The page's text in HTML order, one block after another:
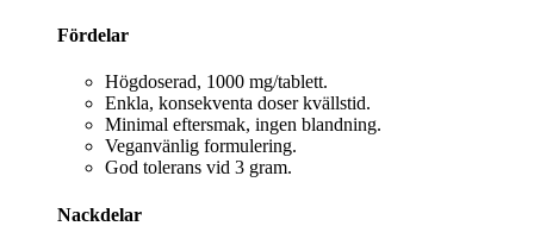
Fördelar
Högdoserad, 1000 mg/tablett.
Enkla, konsekventa doser kvällstid.
Minimal eftersmak, ingen blandning.
Veganvänlig formulering.
God tolerans vid 3 gram.
Nackdelar